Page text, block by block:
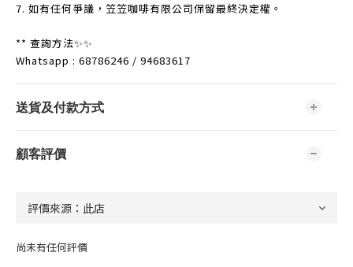
7. 如有任何爭議，笠笠咖啡有限公司保留最終決定權。
** 查詢方法✨✨
Whatsapp : 68786246 / 94683617
送貨及付款方式
顧客評價
尚未有任何評價